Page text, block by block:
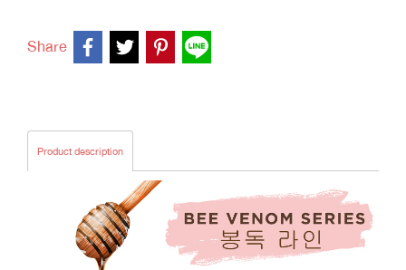
Share
Product description